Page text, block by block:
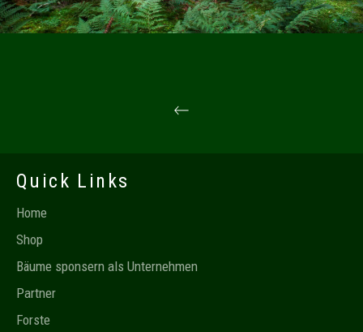
Quick Links
Home
Shop
Bäume sponsern als Unternehmen
Partner
Forste